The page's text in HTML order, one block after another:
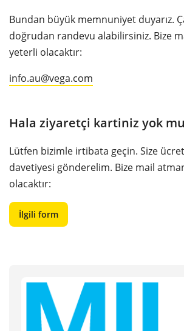
Bundan büyük memnuniyet duyarız.
doğrudan randevu alabilirsiniz. Bize
yeterli olacaktır:
info.au@vega.com
Hala ziyaretçi kartiniz yok
Lütfen bizimle irtibata geçin. Size
davetiyesi gönderelim. Bize mail
olacaktır:
İlgili form